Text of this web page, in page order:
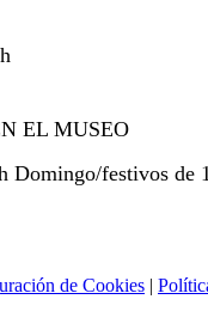
EL MUSEO
Domingo/festivos de
de Cookies |